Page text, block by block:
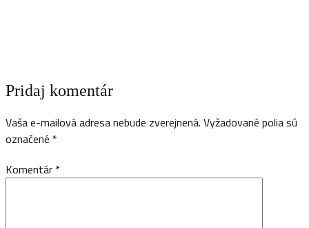
Pridaj komentár
Vaša e-mailová adresa nebude zverejnená. Vyžadované polia sú
označené *
Komentár *